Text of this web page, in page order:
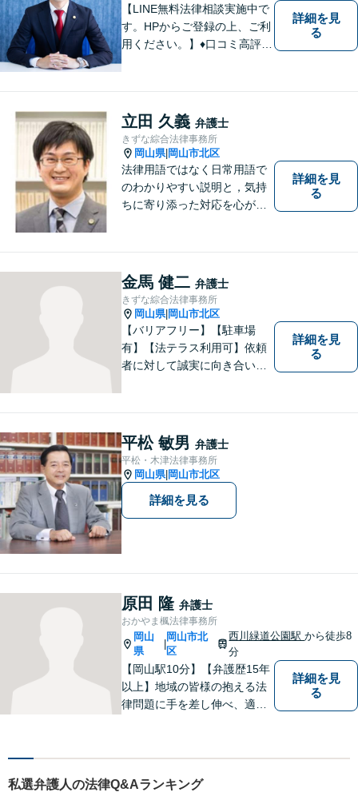
【LINE無料法律相談実施中で
す。HPからご登録の上、ご利
用ください。】♦口コミ高評価
大の理解者として活動いたし
ます。【完全個室】【初回３
０分無料面談】
詳細を見
る
立田 久義 弁護士
きずな綜合法律事務所
岡山県| 岡山市北区
法律用語ではなく日常用語で
のわかりやすい説明と，気持
ちに寄り添った対応を心がけ
詳細を見
る
金馬 健二 弁護士
きずな綜合法律事務所
岡山県| 岡山市北区
【バリアフリー】【駐車場
有】【法テラス利用可】依頼
者に対して誠実に向き合い、
案件に取り掛かることができ
るように準備していますので
お気軽にご相談ください。
詳細を見
る
平松 敏男 弁護士
平松・木津法律事務所
岡山県| 岡山市北区
詳細を見る
原田 隆 弁護士
おかやま楓法律事務所
岡山
県
|
岡山市北
区
西川緑道公園駅から徒歩8
分
【岡山駅10分】【弁護歴15年
以上】地域の皆様の抱える法
律問題に手を差し伸べ、適切
相談にいらしてください。よ
尊重しながら進めてまいりま
詳細を見
る
私選弁護人の法律Q&Aランキング